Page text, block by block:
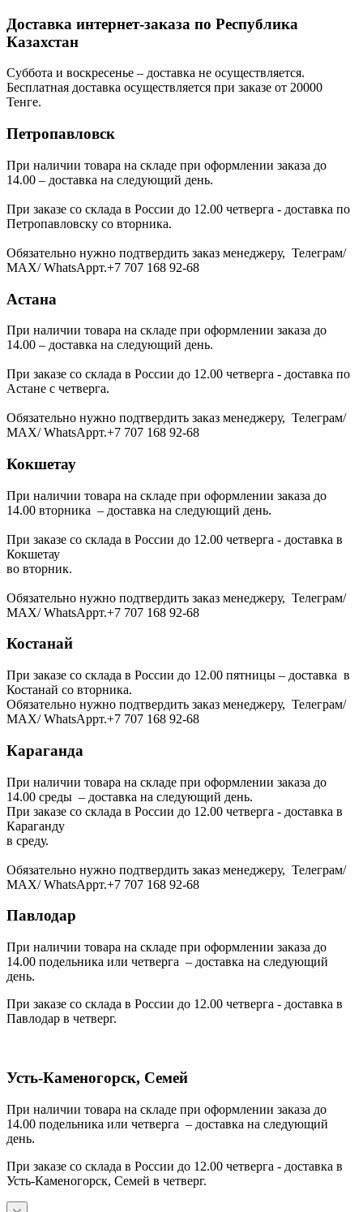
Доставка интернет-заказа по Республика
Казахстан
Суббота и воскресенье – доставка не осуществляется.
Бесплатная доставка осуществляется при заказе от 20000
Тенге.
Петропавловск
При наличии товара на складе при оформлении заказа до
14.00 – доставка на следующий день.
При заказе со склада в России до 12.00 четверга - доставка по
Петропавловску со вторника.
Обязательно нужно подтвердить заказ менеджеру, Телеграм/
МАХ/ WhatsAppт.+7 707 168 92-68
Астана
При наличии товара на складе при оформлении заказа до
14.00 – доставка на следующий день.
При заказе со склада в России до 12.00 четверга - доставка по
Астане с четверга.
Обязательно нужно подтвердить заказ менеджеру, Телеграм/
МАХ/ WhatsAppт.+7 707 168 92-68
Кокшетау
При наличии товара на складе при оформлении заказа до
14.00 вторника – доставка на следующий день.
При заказе со склада в России до 12.00 четверга - доставка в
Кокшетау
во вторник.
Обязательно нужно подтвердить заказ менеджеру, Телеграм/
МАХ/ WhatsAppт.+7 707 168 92-68
Костанай
При заказе со склада в России до 12.00 пятницы – доставка в
Костанай со вторника.
Обязательно нужно подтвердить заказ менеджеру, Телеграм/
МАХ/ WhatsAppт.+7 707 168 92-68
Караганда
При наличии товара на складе при оформлении заказа до
14.00 среды – доставка на следующий день.
При заказе со склада в России до 12.00 четверга - доставка в
Караганду
в среду.
Обязательно нужно подтвердить заказ менеджеру, Телеграм/
МАХ/ WhatsAppт.+7 707 168 92-68
Павлодар
При наличии товара на складе при оформлении заказа до
14.00 подельника или четверга – доставка на следующий
день.
При заказе со склада в России до 12.00 четверга - доставка в
Павлодар в четверг.
Усть-Каменогорск, Семей
При наличии товара на складе при оформлении заказа до
14.00 подельника или четверга – доставка на следующий
день.
При заказе со склада в России до 12.00 четверга - доставка в
Усть-Каменогорск, Семей в четверг.